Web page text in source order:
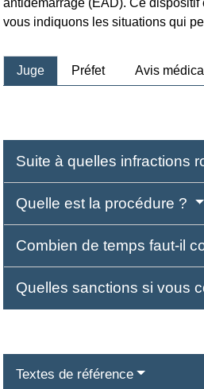
vous indiquons les situations qui
Juge Préfet Avis médical
Suite à quelles infractions
Quelle est la procédure ?
Combien de temps faut-il
Quelles sanctions si vous
Textes de référence